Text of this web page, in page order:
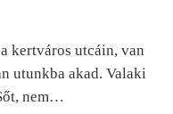
kertváros utcáin, van
utunkba akad. Valaki
nem…